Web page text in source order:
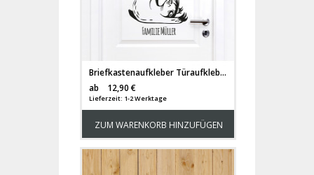
Briefkastenaufkleber Türaufkleber Faultier mit Eule Eulchen und Namen M2191
ab
12,90 €
Lieferzeit: 1-2 Werktage
ZUM WARENKORB HINZUFÜGEN